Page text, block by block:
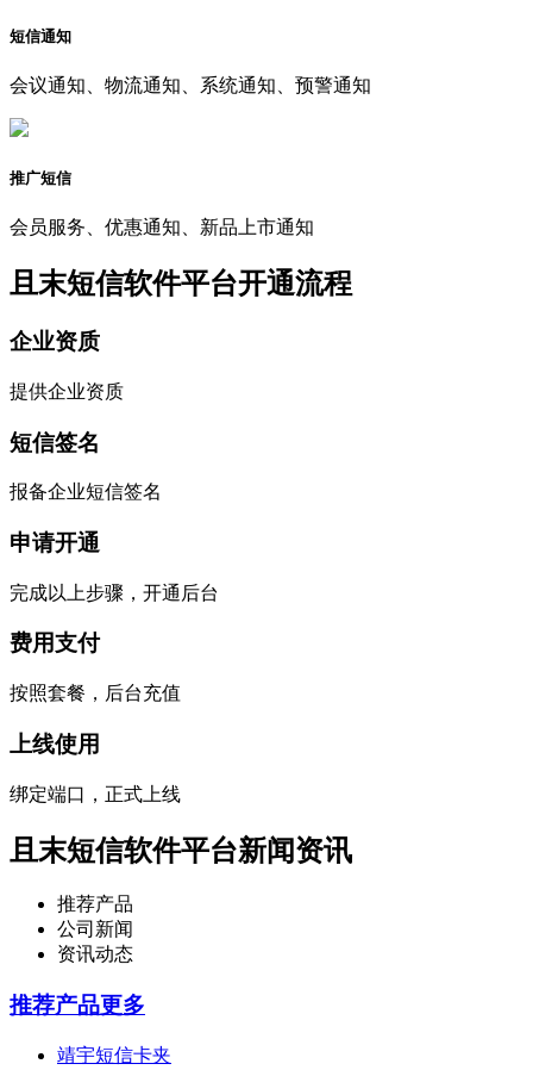
短信通知
会议通知、物流通知、系统通知、预警通知
推广短信
会员服务、优惠通知、新品上市通知
且末短信软件平台开通流程
企业资质
提供企业资质
短信签名
报备企业短信签名
申请开通
完成以上步骤，开通后台
费用支付
按照套餐，后台充值
上线使用
绑定端口，正式上线
且末短信软件平台新闻资讯
推荐产品
公司新闻
资讯动态
推荐产品更多
靖宇短信卡夹